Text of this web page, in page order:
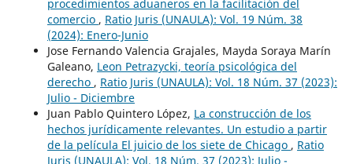
procedimientos aduaneros en la facilitación del
comercio , Ratio Juris (UNAULA): Vol. 19 Núm. 38
(2024): Enero-Junio
Jose Fernando Valencia Grajales, Mayda Soraya Marín
Galeano, Leon Petrazycki, teoría psicológica del
derecho , Ratio Juris (UNAULA): Vol. 18 Núm. 37 (2023):
Julio - Diciembre
Juan Pablo Quintero López, La construcción de los
hechos jurídicamente relevantes. Un estudio a partir
de la película El juicio de los siete de Chicago , Ratio
Juris (UNAULA): Vol. 18 Núm. 37 (2023): Julio -